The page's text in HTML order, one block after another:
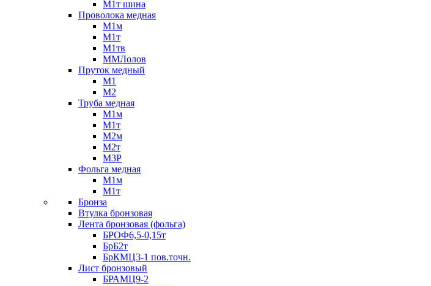
М1т шина
Проволока медная
М1м
М1т
М1тв
ММЛолов
Пруток медный
М1
М2
Труба медная
М1м
М1т
М2м
М2т
М3Р
Фольга медная
М1м
М1т
Бронза
Втулка бронзовая
Лента бронзовая (фольга)
БРОФ6,5-0,15т
БрБ2т
БрКМЦ3-1 пов.точн.
Лист бронзовый
БРАМЦ9-2